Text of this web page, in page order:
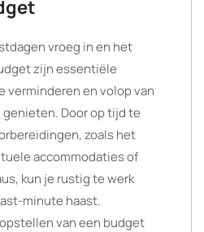
vroeg in en het
zijn essentiële
verminderen en volop van
Door op tijd te
zoals het
accommodaties of
kun je rustig te werk
minute haast.
van een budget